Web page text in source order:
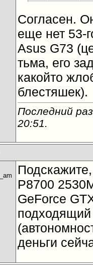
Согласен.
еще нет 53-
Asus G73
тьма, его
какойто
блестяшек).
Последний
20:51.
P8700
GeForce
подходящий
деньги